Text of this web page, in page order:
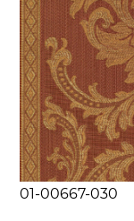
01-00667-030